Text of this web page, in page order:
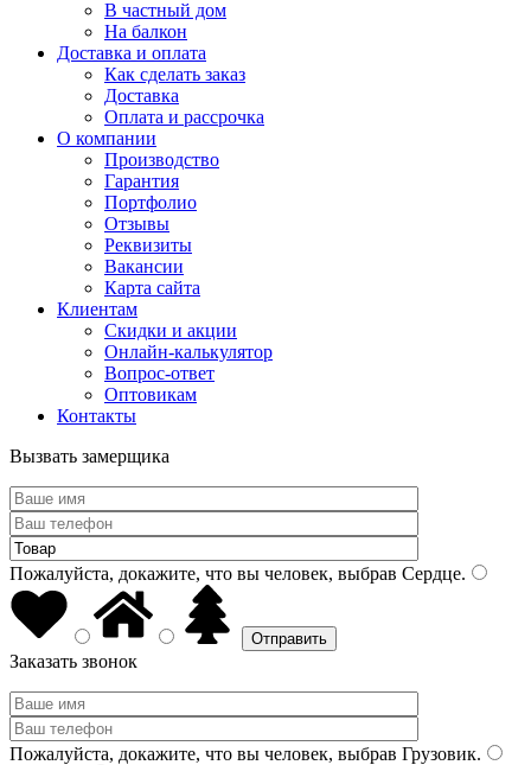
В частный дом
На балкон
Доставка и оплата
Как сделать заказ
Доставка
Оплата и рассрочка
О компании
Производство
Гарантия
Портфолио
Отзывы
Реквизиты
Вакансии
Карта сайта
Клиентам
Скидки и акции
Онлайн-калькулятор
Вопрос-ответ
Оптовикам
Контакты
Вызвать замерщика
Пожалуйста, докажите, что вы человек, выбрав Сердце.
Заказать звонок
Пожалуйста, докажите, что вы человек, выбрав Грузовик.